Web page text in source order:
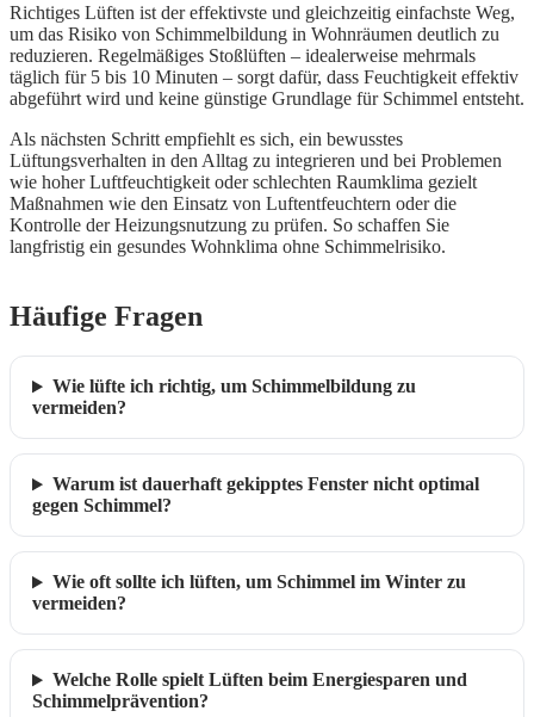
Richtiges Lüften ist der effektivste und gleichzeitig einfachste Weg,
um das Risiko von Schimmelbildung in Wohnräumen deutlich zu
reduzieren. Regelmäßiges Stoßlüften – idealerweise mehrmals
täglich für 5 bis 10 Minuten – sorgt dafür, dass Feuchtigkeit effektiv
abgeführt wird und keine günstige Grundlage für Schimmel entsteht.
Als nächsten Schritt empfiehlt es sich, ein bewusstes
Lüftungsverhalten in den Alltag zu integrieren und bei Problemen
wie hoher Luftfeuchtigkeit oder schlechten Raumklima gezielt
Maßnahmen wie den Einsatz von Luftentfeuchtern oder die
Kontrolle der Heizungsnutzung zu prüfen. So schaffen Sie
langfristig ein gesundes Wohnklima ohne Schimmelrisiko.
Häufige Fragen
Wie lüfte ich richtig, um Schimmelbildung zu
vermeiden?
Warum ist dauerhaft gekipptes Fenster nicht optimal
gegen Schimmel?
Wie oft sollte ich lüften, um Schimmel im Winter zu
vermeiden?
Welche Rolle spielt Lüften beim Energiesparen und
Schimmelprävention?